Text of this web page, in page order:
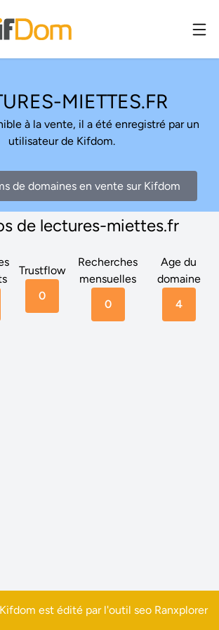
MIETTES.FR
à la vente, il a été enregistré par un
utilisateur de Kifdom.
de domaines en vente sur Kifdom
de lectures-miettes.fr
Trustflow
0
Recherches
mensuelles
0
Age du
domaine
4
est édité par l'outil seo Ranxplorer